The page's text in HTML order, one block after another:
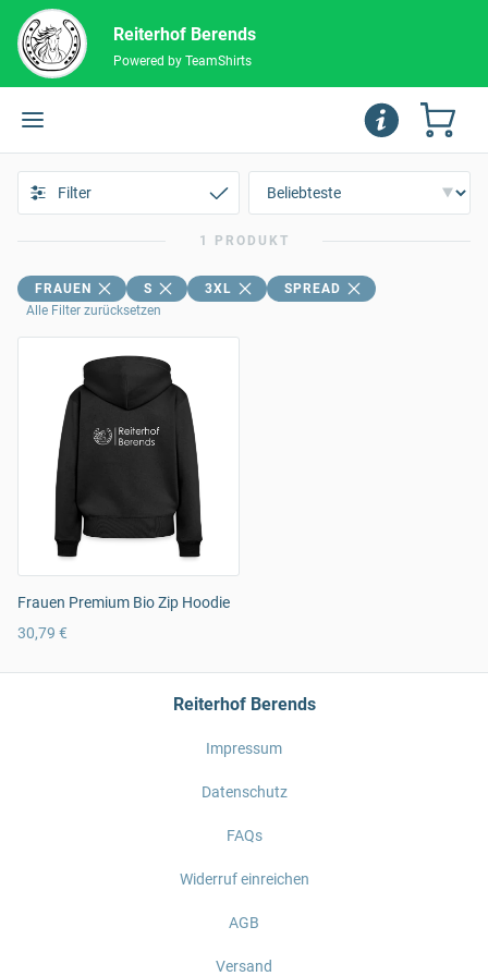
Reiterhof Berends
Powered by TeamShirts
Filter
1 PRODUKT
FRAUEN S 3XL
SPREAD
Alle Filter zurücksetzen
Frauen Premium Bio Zip Hoodie
30,79 €
Reiterhof Berends
Impressum
Datenschutz
FAQs
Widerruf einreichen
AGB
Versand